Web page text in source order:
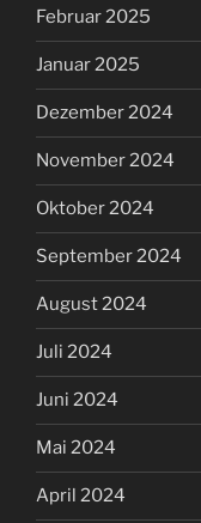
Februar 2025
Januar 2025
Dezember 2024
November 2024
Oktober 2024
September 2024
August 2024
Juli 2024
Juni 2024
Mai 2024
April 2024